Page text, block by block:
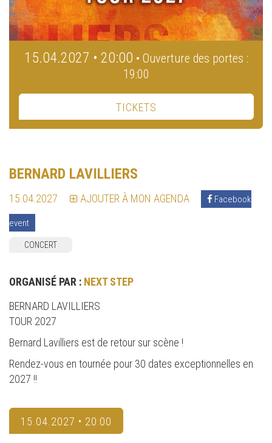
15.04.2027 • 20:00 • Ouverture des portes :
19:00
TICKETS
BERNARD LAVILLIERS
15.04.2027 AJOUTER À MON AGENDA Facebook
event
CONCERT
ORGANISÉ PAR : NEXT STEP
BERNARD LAVILLIERS
TOUR 2027
Bernard Lavilliers est de retour sur scène !
Rendez-vous en tournée pour 30 dates exceptionnelles en
2027 !!
15.04.2027 • 20:00